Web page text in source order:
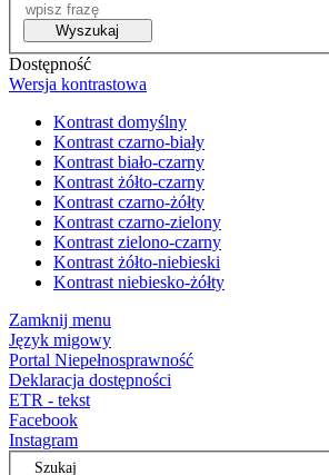
Wyszukaj
Dostępność
Wersja kontrastowa
Kontrast domyślny
Kontrast czarno-biały
Kontrast biało-czarny
Kontrast żółto-czarny
Kontrast czarno-żółty
Kontrast czarno-zielony
Kontrast zielono-czarny
Kontrast żółto-niebieski
Kontrast niebiesko-żółty
Zamknij menu
Język migowy
Portal Niepełnosprawność
Deklaracja dostępności
ETR - tekst
Facebook
Instagram
Szukaj